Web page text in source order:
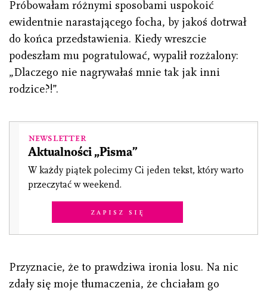
Próbowałam różnymi sposobami uspokoić
ewidentnie narastającego focha, by jakoś dotrwał
do końca przedstawienia. Kiedy wreszcie
podeszłam mu pogratulować, wypalił rozżalony:
„Dlaczego nie nagrywałaś mnie tak jak inni
rodzice?!”.
Newsletter
Aktualności „Pisma”
W każdy piątek polecimy Ci jeden tekst, który warto
przeczytać w weekend.
Zapisz się
Przyznacie, że to prawdziwa ironia losu. Na nic
zdały się moje tłumaczenia, że chciałam go